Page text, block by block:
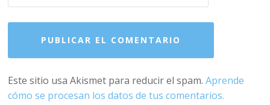
Este sitio usa Akismet para reducir el spam.Aprende
cómo se procesan los datos de tus comentarios.